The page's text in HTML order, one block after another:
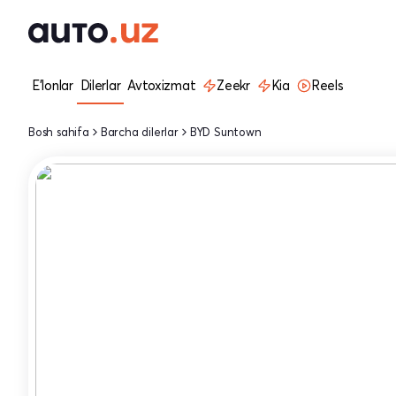
E'lonlar Dilerlar Avtoxizmat Zeekr Kia Reels
Bosh sahifa Barcha dilerlar BYD Suntown